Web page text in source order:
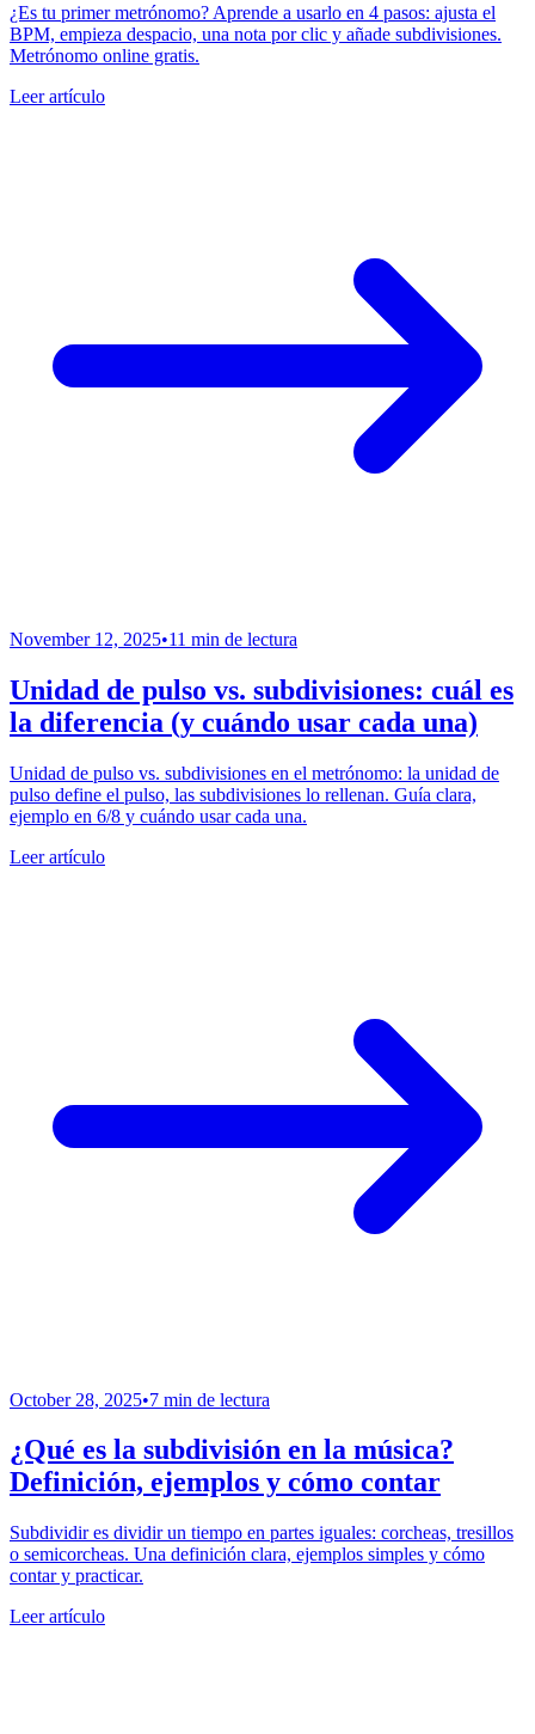
¿Es tu primer metrónomo? Aprende a usarlo en 4 pasos: ajusta el
BPM, empieza despacio, una nota por clic y añade subdivisiones.
Metrónomo online gratis.
Leer artículo
November 12, 2025•11 min de lectura
Unidad de pulso vs. subdivisiones: cuál es
la diferencia (y cuándo usar cada una)
Unidad de pulso vs. subdivisiones en el metrónomo: la unidad de
pulso define el pulso, las subdivisiones lo rellenan. Guía clara,
ejemplo en 6/8 y cuándo usar cada una.
Leer artículo
October 28, 2025•7 min de lectura
¿Qué es la subdivisión en la música?
Definición, ejemplos y cómo contar
Subdividir es dividir un tiempo en partes iguales: corcheas, tresillos
o semicorcheas. Una definición clara, ejemplos simples y cómo
contar y practicar.
Leer artículo